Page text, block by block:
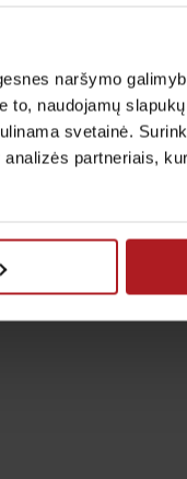
naršymo
naudojamų
svetainė.
partneriais,